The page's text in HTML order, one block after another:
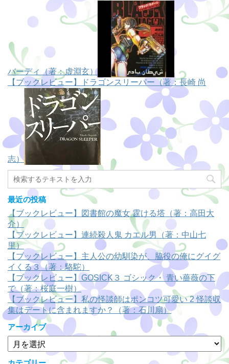
バーディ（著：虚淵玄）
【ブックレビュー】ドラゴンスリーパー（著：長崎 尚
志）
最近の投稿
【ブックレビュー】図書館の魔女 霆ける塔（著：高田大
介）
【ブックレビュー】連続殺人鬼 カエル男（著：中山七
里）
【ブックレビュー】主人公の幼馴染が、脇役の俺にグイグ
イくる３（著：駱駝）
【ブックレビュー】GOSICK３ ゴシック・ 青い薔薇の下
で（著：桜庭一樹）
【ブックレビュー】私の怪談師はポンコツ可愛い 2 怪談収
集はデートに含まれますか？（著：石川扇）
アーカイブ
ア
ー
カ